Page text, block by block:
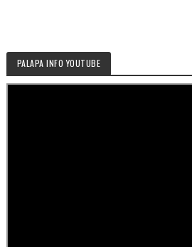
PALAPA INFO YOUTUBE